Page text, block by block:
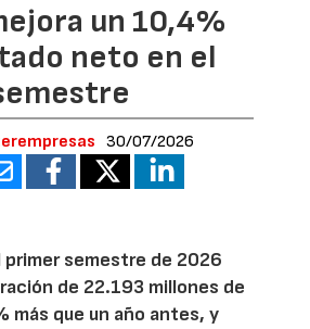
un 10,4%
neto en el
30/07/2026
primer semestre de 2026
de 22.193 millones de
más que un año antes, y